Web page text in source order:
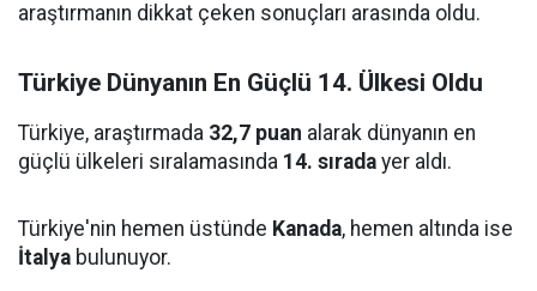
araştırmanın dikkat çeken sonuçları arasında oldu.
Türkiye Dünyanın En Güçlü 14. Ülkesi Oldu
Türkiye, araştırmada 32,7 puan alarak dünyanın en
güçlü ülkeleri sıralamasında 14. sırada yer aldı.
Türkiye'nin hemen üstünde Kanada, hemen altında ise
İtalya bulunuyor.